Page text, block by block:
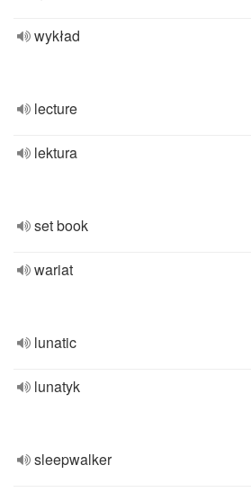
wykład
lecture
lektura
set book
wariat
lunatic
lunatyk
sleepwalker